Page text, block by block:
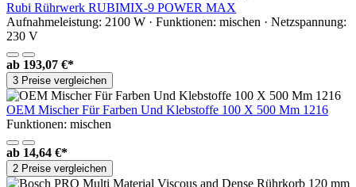
Rubi Rührwerk RUBIMIX-9 POWER MAX
Aufnahmeleistung: 2100 W · Funktionen: mischen · Netzspannung:
230 V
ab 193,07 €*
3 Preise vergleichen
OEM Mischer Für Farben Und Klebstoffe 100 X 500 Mm 1216
Funktionen: mischen
ab 14,64 €*
2 Preise vergleichen